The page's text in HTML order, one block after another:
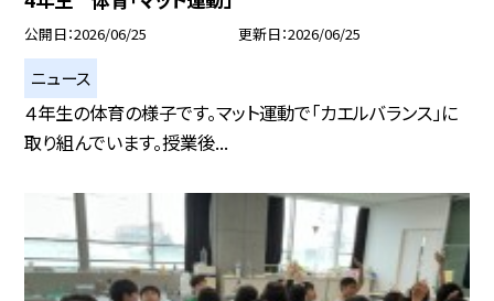
公開日 2026/06/25 更新日 2026/06/25
ニュース
４年生の体育の様子です。マット運動で「カエルバランス」に
取り組んでいます。授業後...